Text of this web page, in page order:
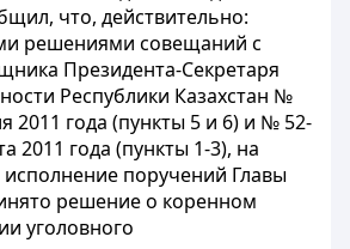
что, действительно:
решениями совещаний с
Президента-Секретаря
Республики Казахстан №
2011 года (пункты 5 и 6) и № 52-
2011 года (пункты 1-3), на
поручений Главы
решение о коренном
уголовного